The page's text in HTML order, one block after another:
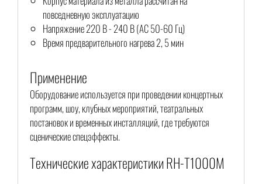
повседневную эксплуатацию
Напряжение 220 В - 240 В (AC 50-60 Гц)
Время предварительного нагрева 2, 5 мин
Применение
Оборудование используется при проведении концертных
программ, шоу, клубных мероприятий, театральных
постановок и временных инсталляций, где требуются
сценические спецэффекты.
Технические характеристики RH-T1000M